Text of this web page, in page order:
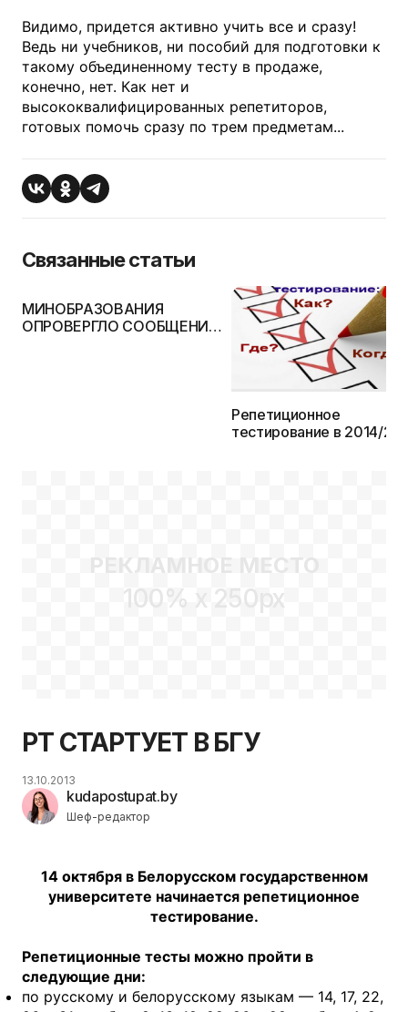
Видимо, придется активно учить все и сразу!
Ведь ни учебников, ни пособий для подготовки к
такому объединенному тесту в продаже,
конечно, нет. Как нет и
высококвалифицированных репетиторов,
готовых помочь сразу по трем предметам...
Связанные статьи
МИНОБРАЗОВАНИЯ
ОПРОВЕРГЛО СООБЩЕНИЕ
Репетиционное
тестирование в 2014/
РЕКЛАМНОЕ МЕСТО
100% x 250px
РТ СТАРТУЕТ В БГУ
kudapostupat.by
Шеф-редактор
13.10.2013
14 октября в Белорусском государственном
университете начинается репетиционное
тестирование.
Репетиционные тесты можно пройти в
следующие дни:
по русскому и белорусскому языкам — 14, 17, 22,